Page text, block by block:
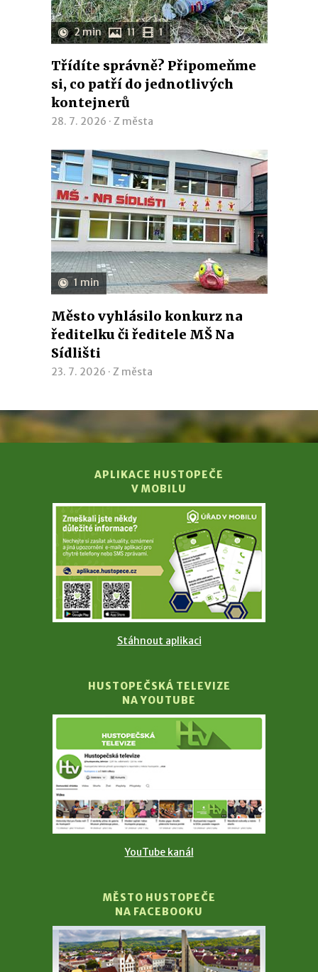
2 min 11 1
Třídíte správně? Připomeňme
si, co patří do jednotlivých
kontejnerů
28. 7. 2026 · Z města
1 min
Město vyhlásilo konkurz na
ředitelku či ředitele MŠ Na
Sídlišti
23. 7. 2026 · Z města
APLIKACE HUSTOPEČE
V MOBILU
Stáhnout aplikaci
HUSTOPEČSKÁ TELEVIZE
NA YOUTUBE
YouTube kanál
MĚSTO HUSTOPEČE
NA FACEBOOKU